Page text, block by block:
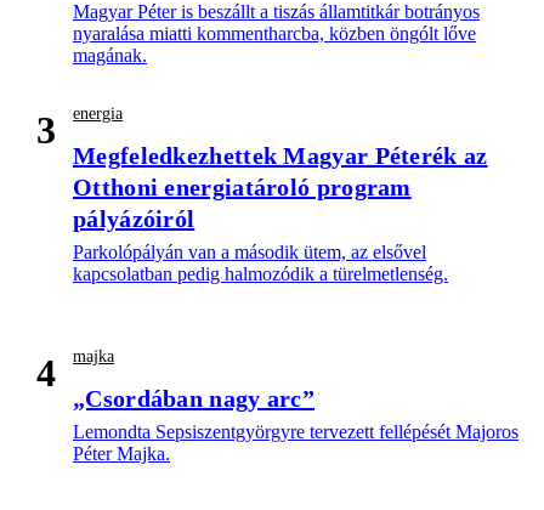
Magyar Péter is beszállt a tiszás államtitkár botrányos
nyaralása miatti kommentharcba, közben öngólt lőve
magának.
3 energia
Megfeledkezhettek Magyar Péterék az
Otthoni energiatároló program
pályázóiról
Parkolópályán van a második ütem, az elsővel
kapcsolatban pedig halmozódik a türelmetlenség.
4 majka
„Csordában nagy arc”
Lemondta Sepsiszentgyörgyre tervezett fellépését Majoros
Péter Majka.